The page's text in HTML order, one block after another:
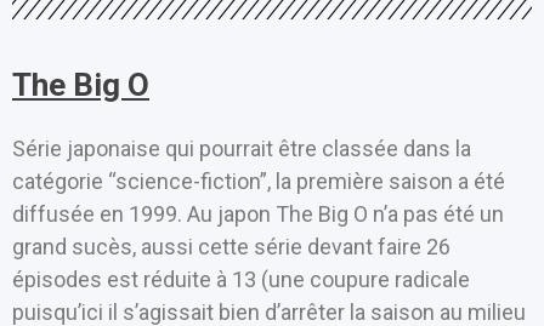
The Big O
Série japonaise qui pourrait être classée dans la
catégorie “science-fiction”, la première saison a été
diffusée en 1999. Au japon The Big O n’a pas été un
grand sucès, aussi cette série devant faire 26
épisodes est réduite à 13 (une coupure radicale
puisqu’ici il s’agissait bien d’arrêter la saison au milieu